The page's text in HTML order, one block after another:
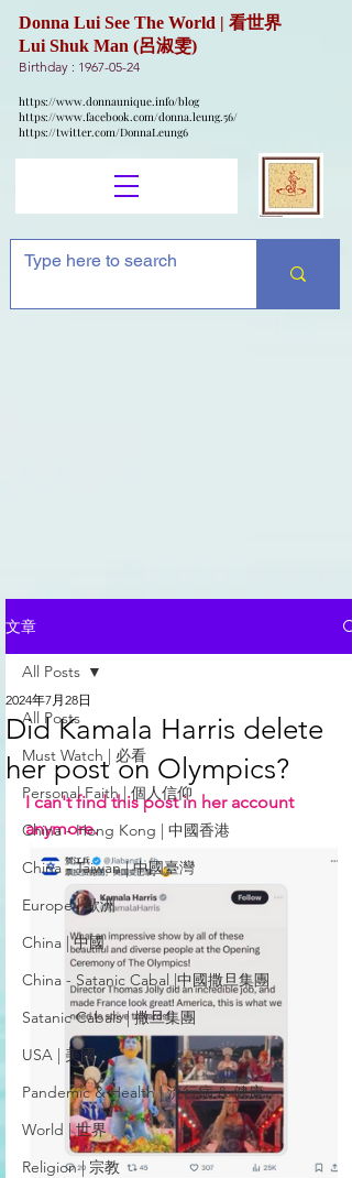
Donna Lui See The World | 看世界
Lui Shuk Man (呂淑雯)
Birthday : 1967-05-24
https://www.donnaunique.info/blog
https://www.facebook.com/donna.leung.56/
https://twitter.com/DonnaLeung6
文章
All Posts
Must Watch | 必看
Personal Faith | 個人信仰
China - Hong Kong | 中國香港
China - Taiwan | 中國臺灣
Europe | 歐洲
China | 中國
China - Satanic Cabal |中國撒旦集團
Satanic Cabals | 撒旦集團
USA | 美國
Pandemic & Health | 流行病 & 健康
World | 世界
Religion | 宗教
All Posts
Did Kamala Harris delete
her post on Olympics?
2024年7月28日
I can't find this post in her account
anymore.